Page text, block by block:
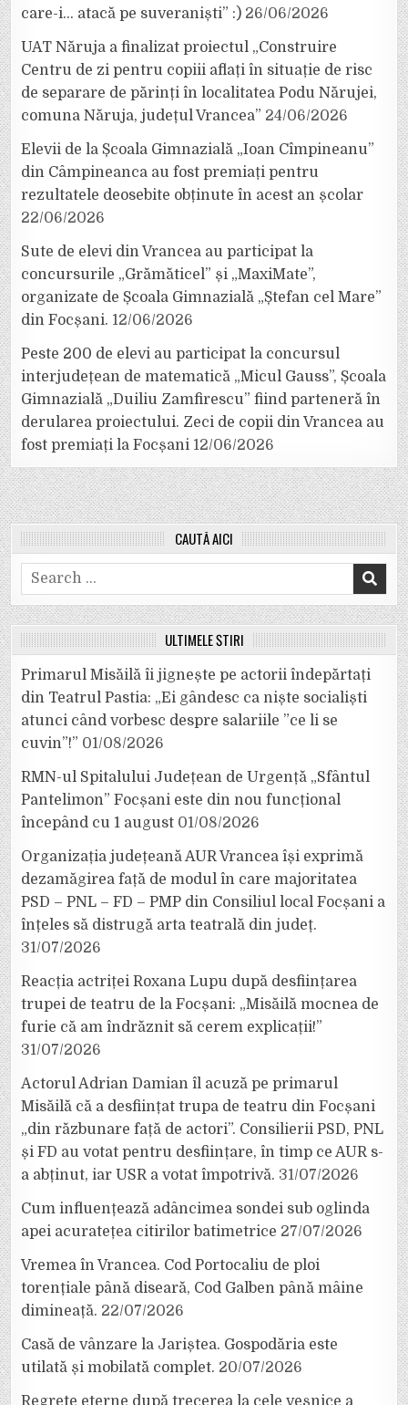
care-i… atacă pe suveraniști” :) 26/06/2026
UAT Năruja a finalizat proiectul „Construire
Centru de zi pentru copiii aflați în situație de risc
de separare de părinți în localitatea Podu Nărujei,
comuna Năruja, județul Vrancea” 24/06/2026
Elevii de la Școala Gimnazială „Ioan Cîmpineanu”
din Câmpineanca au fost premiați pentru
rezultatele deosebite obținute în acest an școlar
22/06/2026
Sute de elevi din Vrancea au participat la
concursurile „Grămăticel” și „MaxiMate”,
organizate de Școala Gimnazială „Ștefan cel Mare”
din Focșani. 12/06/2026
Peste 200 de elevi au participat la concursul
interjudețean de matematică „Micul Gauss”, Școala
Gimnazială „Duiliu Zamfirescu” fiind parteneră în
derularea proiectului. Zeci de copii din Vrancea au
fost premiați la Focșani 12/06/2026
CAUTĂ AICI
Search
for:
ULTIMELE ȘTIRI
Primarul Misăilă îi jignește pe actorii îndepărtați
din Teatrul Pastia: „Ei gândesc ca niște socialiști
atunci când vorbesc despre salariile ”ce li se
cuvin”!” 01/08/2026
RMN-ul Spitalului Județean de Urgență „Sfântul
Pantelimon” Focșani este din nou funcțional
începând cu 1 august 01/08/2026
Organizația județeană AUR Vrancea își exprimă
dezamăgirea față de modul în care majoritatea
PSD – PNL – FD – PMP din Consiliul local Focșani a
înțeles să distrugă arta teatrală din județ.
31/07/2026
Reacția actriței Roxana Lupu după desființarea
trupei de teatru de la Focșani: „Misăilă mocnea de
furie că am îndrăznit să cerem explicații!”
31/07/2026
Actorul Adrian Damian îl acuză pe primarul
Misăilă că a desființat trupa de teatru din Focșani
„din răzbunare față de actori”. Consilierii PSD, PNL
și FD au votat pentru desființare, în timp ce AUR s-
a abținut, iar USR a votat împotrivă. 31/07/2026
Cum influențează adâncimea sondei sub oglinda
apei acuratețea citirilor batimetrice 27/07/2026
Vremea în Vrancea. Cod Portocaliu de ploi
torențiale până diseară, Cod Galben până mâine
dimineață. 22/07/2026
Casă de vânzare la Jariștea. Gospodăria este
utilată și mobilată complet. 20/07/2026
Regrete eterne după trecerea la cele veșnice a